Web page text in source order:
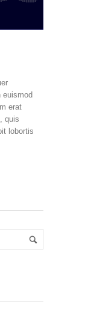
euismod
erat
quis
lobortis